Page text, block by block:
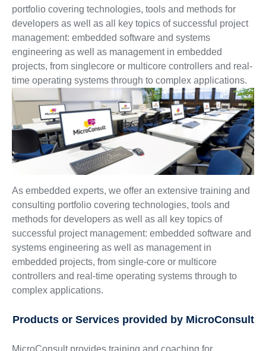
portfolio covering technologies, tools and methods for
developers as well as all key topics of successful project
management: embedded software and systems
engineering as well as management in embedded
projects, from singlecore or multicore controllers and real-
time operating systems through to complex applications.
As embedded experts, we offer an extensive training and
consulting portfolio covering technologies, tools and
methods for developers as well as all key topics of
successful project management: embedded software and
systems engineering as well as management in
embedded projects, from single-core or multicore
controllers and real-time operating systems through to
complex applications.
Products or Services provided by MicroConsult